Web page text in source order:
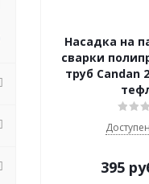
Насадка на
сварки
труб Candan
395